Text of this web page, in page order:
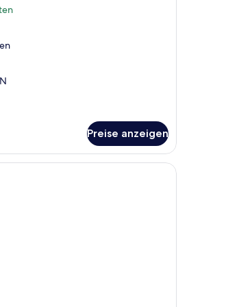
Preise anzeigen
der Wand.
Sessel, einem Fenster mit Meerblick und einem